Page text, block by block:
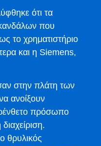
ότι τα
που
το χρηματιστήριο
και η Siemens,
στην πλάτη των
ανοίξουν
πρόσωπο
θρυλικός